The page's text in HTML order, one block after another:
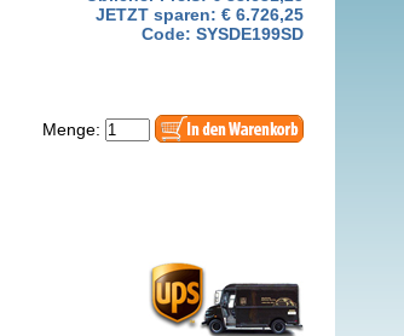
JETZT sparen: € 6.726,25
Code: SYSDE199SD
Menge: